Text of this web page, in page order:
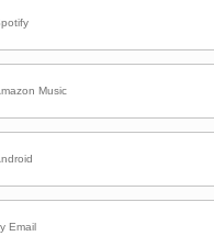
Music
Email